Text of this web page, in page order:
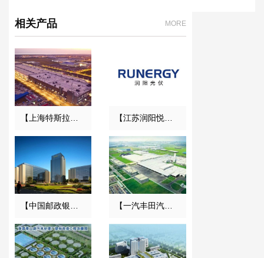
相关产品 MORE